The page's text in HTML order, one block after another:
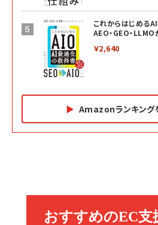
これからはじめる
AEO・GEO・
￥2,640
Amazonランキング
副業
￥1,870
カラダ2026／宮舘涼
￥880